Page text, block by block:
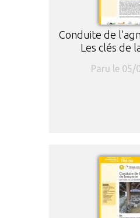
Conduite de
Les clés de
Paru le 05/